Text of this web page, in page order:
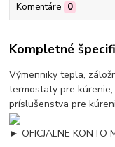
Komentáre 0
Kompletné
Výmenniky tepla,
termostaty pre
príslušenstva pre
►OFICJALNE KONTO